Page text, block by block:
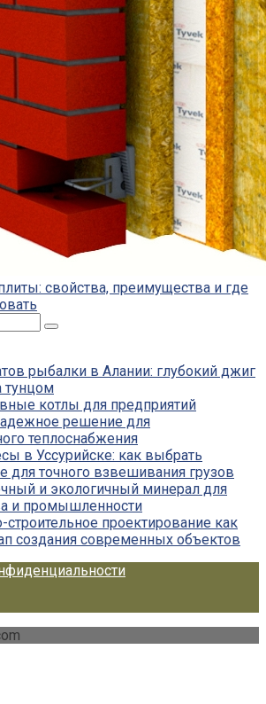
свойства, преимущества и где
рыбалки в Алании: глубокий джиг
тунцом
котлы для предприятий
решение для
теплоснабжения
в Уссурийске: как выбрать
для точного взвешивания грузов
и экологичный минерал для
и промышленности
строительное проектирование как
создания современных объектов